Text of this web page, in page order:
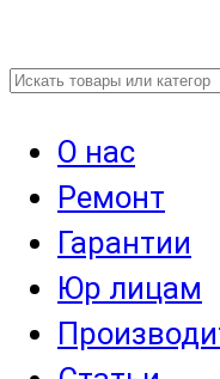
О нас
Ремонт
Гарантии
Юр лицам